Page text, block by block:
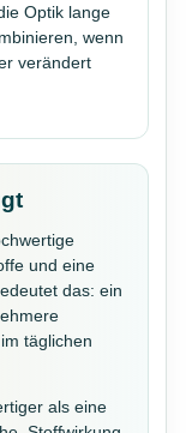
Optik lange
wenn
verändert
und eine
das: ein
täglichen
als eine